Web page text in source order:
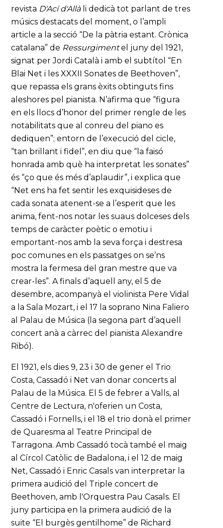
revista D'Ací d'Allàli dedicà tot parlant de tres
músics destacats del moment, o l’ampli
article a la secció “De la pàtria estant. Crònica
catalana” de Ressurgimentel juny del 1921,
signat per Jordi Català i amb el subtítol “En
Blai Net i les XXXII Sonates de Beethoven”,
que repassa els grans èxits obtinguts fins
aleshores pel pianista. N’afirma que “figura
en els llocs d’honor del primer rengle de les
notabilitats que al conreu del piano es
dediquen”; entorn de l’execució del cicle,
“tan brillant i fidel”, en diu que “la faisó
honrada amb què ha interpretat les sonates”
és “ço que és més d’aplaudir”, i explica que
“Net ens ha fet sentir les exquisideses de
cada sonata atenent-se a l’esperit que les
anima, fent-nos notar les suaus dolceses dels
temps de caràcter poètic o emotiu i
emportant-nos amb la seva força i destresa
poc comunes en els passatges on se’ns
mostra la fermesa del gran mestre que va
crear-les”. A finals d’aquell any, el 5 de
desembre, acompanyà el violinista Pere Vidal
a la Sala Mozart, i el 17 la soprano Nina Faliero
al Palau de Música (la segona part d’aquell
concert anà a càrrec del pianista Alexandre
Ribó).
El 1921, els dies 9, 23 i 30 de gener el Trio
Costa, Cassadó i Net van donar concerts al
Palau de la Música. El 5 de febrer a Valls, al
Centre de Lectura, n'oferien un Costa,
Cassadó i Fornells, i el 18 el trio donà el primer
de Quaresma al Teatre Principal de
Tarragona. Amb Cassadó tocà també el maig
al Círcol Catòlic de Badalona, i el 12 de maig
Net, Cassadó i Enric Casals van interpretar la
primera audició del Triple concert de
Beethoven, amb l'Orquestra Pau Casals. El
juny participa en la primera audició de la
suite “El burgès gentilhome” de Richard